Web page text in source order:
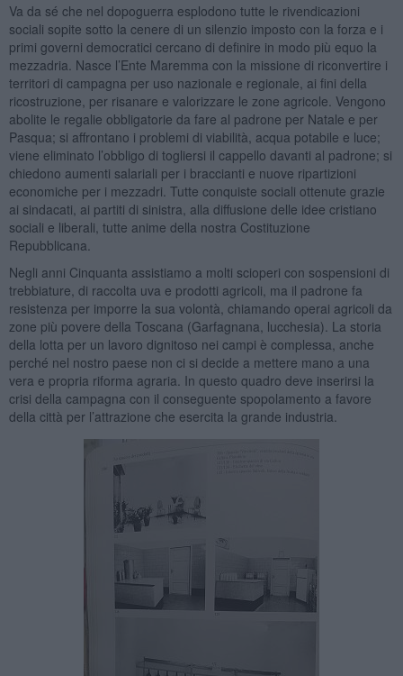
Va da sé che nel dopoguerra esplodono tutte le rivendicazioni
sociali sopite sotto la cenere di un silenzio imposto con la forza e i
primi governi democratici cercano di definire in modo più equo la
mezzadria. Nasce l’Ente Maremma con la missione di riconvertire i
territori di campagna per uso nazionale e regionale, ai fini della
ricostruzione, per risanare e valorizzare le zone agricole. Vengono
abolite le regalie obbligatorie da fare al padrone per Natale e per
Pasqua; si affrontano i problemi di viabilità, acqua potabile e luce;
viene eliminato l’obbligo di togliersi il cappello davanti al padrone; si
chiedono aumenti salariali per i braccianti e nuove ripartizioni
economiche per i mezzadri. Tutte conquiste sociali ottenute grazie
ai sindacati, ai partiti di sinistra, alla diffusione delle idee cristiano
sociali e liberali, tutte anime della nostra Costituzione
Repubblicana.
Negli anni Cinquanta assistiamo a molti scioperi con sospensioni di
trebbiature, di raccolta uva e prodotti agricoli, ma il padrone fa
resistenza per imporre la sua volontà, chiamando operai agricoli da
zone più povere della Toscana (Garfagnana, lucchesia). La storia
della lotta per un lavoro dignitoso nei campi è complessa, anche
perché nel nostro paese non ci si decide a mettere mano a una
vera e propria riforma agraria. In questo quadro deve inserirsi la
crisi della campagna con il conseguente spopolamento a favore
della città per l’attrazione che esercita la grande industria.